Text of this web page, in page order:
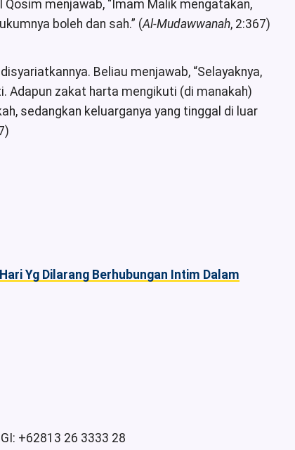
Qosim menjawab, “Imam Malik mengatakan,
boleh dan sah.” (Al-Mudawwanah, 2:367)
Beliau menjawab, “Selayaknya,
Adapun zakat harta mengikuti (di manakah)
sedangkan keluarganya yang tinggal di luar
Hari Yg Dilarang Berhubungan Intim Dalam
+62813 26 3333 28